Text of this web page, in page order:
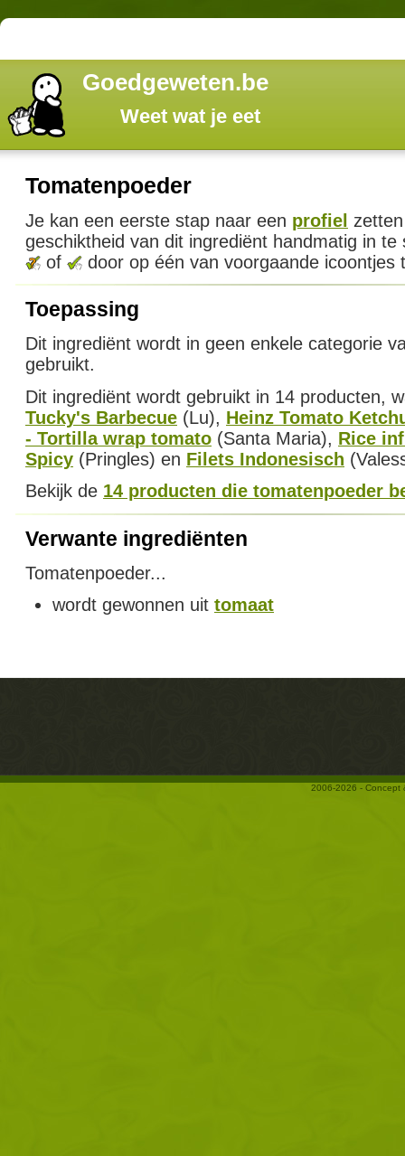
Goedgeweten.be
Weet wat je eet
Tomatenpoeder
Je kan een eerste stap naar een profiel
geschiktheid van dit ingrediënt handmatig in
of
door op één van voorgaande icoontjes
Toepassing
Dit ingrediënt wordt in geen enkele categorie
gebruikt.
Dit ingrediënt wordt gebruikt in 14 producten,
Tucky's Barbecue (Lu), Heinz Tomato
- Tortilla wrap tomato (Santa Maria), Rice
Spicy (Pringles) en Filets Indonesisch
Bekijk de 14 producten die tomatenpoeder
Verwante ingrediënten
Tomatenpoeder...
wordt gewonnen uit tomaat
2006-2026 - Concept